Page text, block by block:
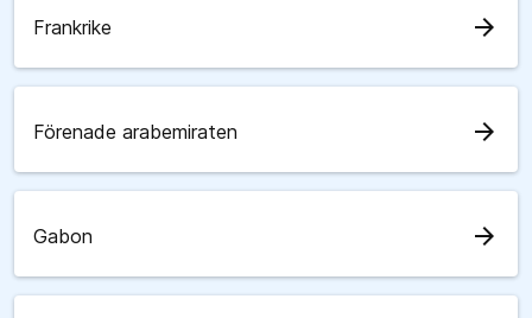
Frankrike arrow_forward
Förenade arabemiraten arrow_forward
Gabon arrow_forward